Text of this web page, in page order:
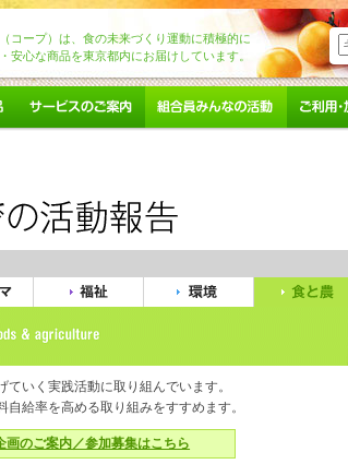
コープ）は、食の未来づくり運動に積極的に
安心な商品を東京都内にお届けしています。
ていく実践活動に取り組んでいます。
自給率を高める取り組みをすすめます。
画のご案内／参加募集はこちら